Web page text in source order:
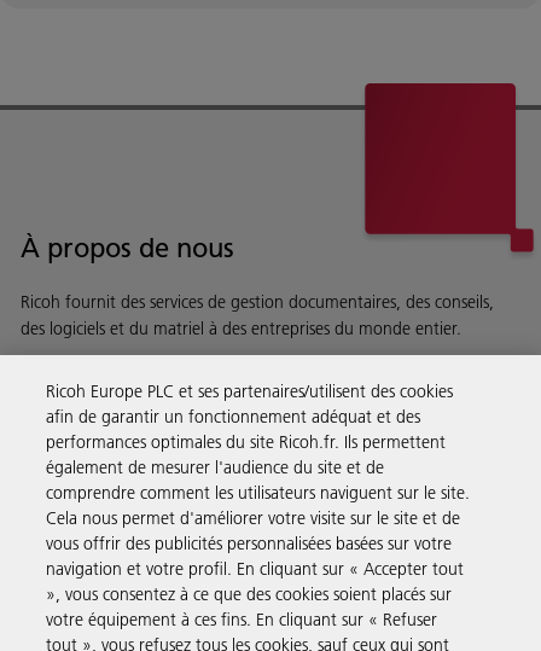
À propos de nous
Ricoh fournit des services de gestion documentaires, des conseils,
des logiciels et du matriel à des entreprises du monde entier.
Solutions pour les entreprises
Produits et Services
Ricoh Europe PLC et ses partenaires/utilisent des cookies
afin de garantir un fonctionnement adéquat et des
performances optimales du site Ricoh.fr. Ils permettent
également de mesurer l'audience du site et de
comprendre comment les utilisateurs naviguent sur le site.
Cela nous permet d'améliorer votre visite sur le site et de
vous offrir des publicités personnalisées basées sur votre
navigation et votre profil. En cliquant sur « Accepter tout
», vous consentez à ce que des cookies soient placés sur
votre équipement à ces fins. En cliquant sur « Refuser
tout », vous refusez tous les cookies, sauf ceux qui sont